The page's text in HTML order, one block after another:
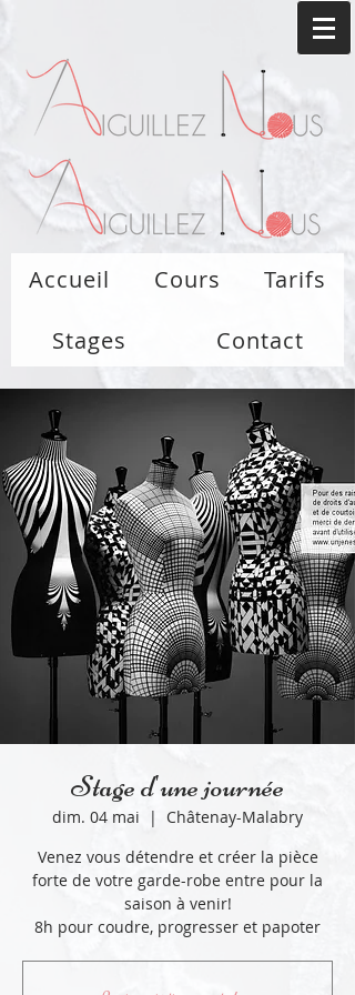
Accueil Cours Tarifs
Stages Contact
Stage d'une journée
dim. 04 mai
  |
Châtenay-Malabry
Venez vous détendre et créer la pièce
forte de votre garde-robe entre pour la
saison à venir!
8h pour coudre, progresser et papoter